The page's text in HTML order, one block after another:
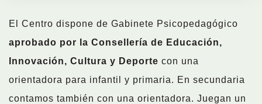
El Centro dispone de Gabinete Psicopedagógico
aprobado por la Consellería de Educación,
Innovación, Cultura y Deporte con una
orientadora para infantil y primaria. En secundaria
contamos también con una orientadora. Juegan un